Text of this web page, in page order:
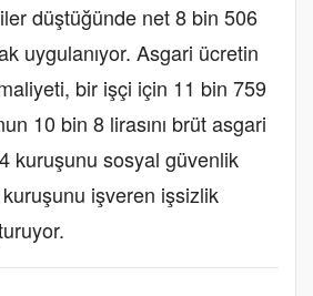
düştüğünde net 8 bin 506
uygulanıyor. Asgari ücretin
bir işçi için 11 bin 759
10 bin 8 lirasını brüt asgari
kuruşunu sosyal güvenlik
işveren işsizlik